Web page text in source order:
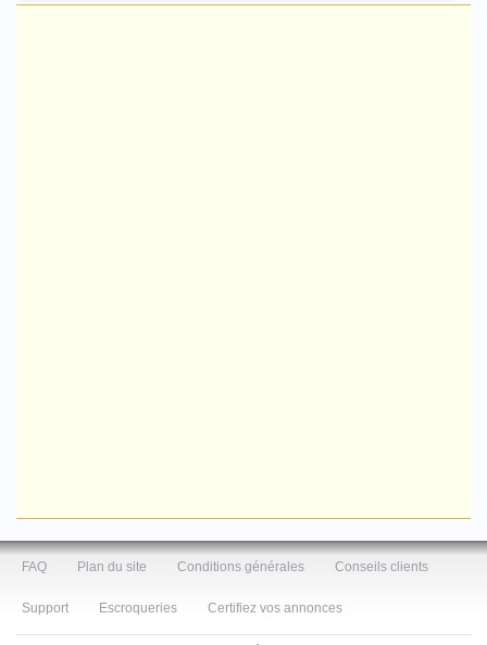
FAQ Plan du site Conditions générales Conseils clients
Support Escroqueries Certifiez vos annonces